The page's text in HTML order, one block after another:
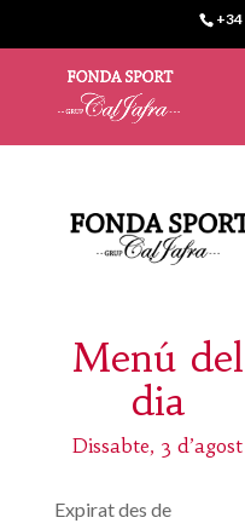
+34
Menú del
dia
Dissabte, 3 d’agost
Expirat des de